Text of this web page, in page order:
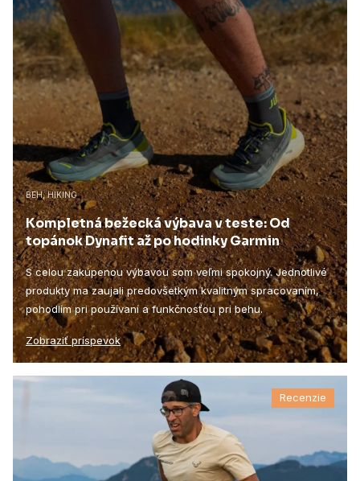
BEH, HIKING
Kompletná bežecká výbava v teste: Od
topánok Dynafit až po hodinky Garmin
S celou zakúpenou výbavou som veľmi spokojný. Jednotlivé
produkty ma zaujali predovšetkým kvalitným spracovaním,
pohodlím pri používaní a funkčnosťou pri behu.
Zobraziť príspevok
Recenzie